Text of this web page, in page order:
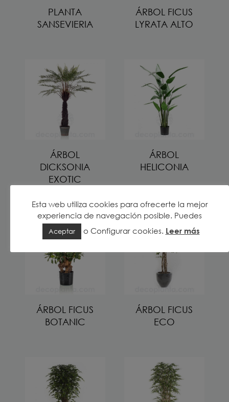
PLANTA
SANSEVIERIA
ÁRBOL FICUS
LYRATA ALTO
ÁRBOL
DICKSONIA
EXOTIC
ÁRBOL
HELICONIA
ÁRBOL FICUS
BOTANIC
ÁRBOL FICUS
ECO
Esta web utiliza cookies para ofrecerte la mejor
experiencia de navegación posible. Puedes
Aceptar o Configurar cookies. Leer más